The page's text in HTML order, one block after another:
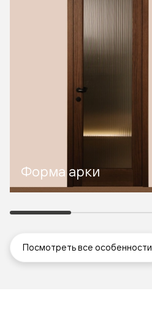
Форма арки
Посмотреть все особенности